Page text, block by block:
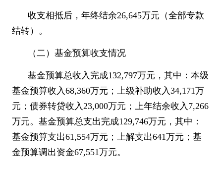
收支相抵后，年终结余26,645万元（全部专款
结转）。
（二）基金预算收支情况
基金预算总收入完成132,797万元，其中：本级
基金预算收入68,360万元；上级补助收入34,171万
元；债券转贷收入23,000万元；上年结余收入 7,266
万元。基金预算总支出完成129,746万元，其中：
基金预算支出61,554万元；上解支出641万元；基
金预算调出资金67,551万元。